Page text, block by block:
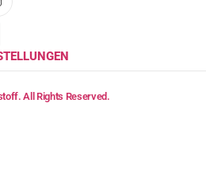
All Rights Reserved.